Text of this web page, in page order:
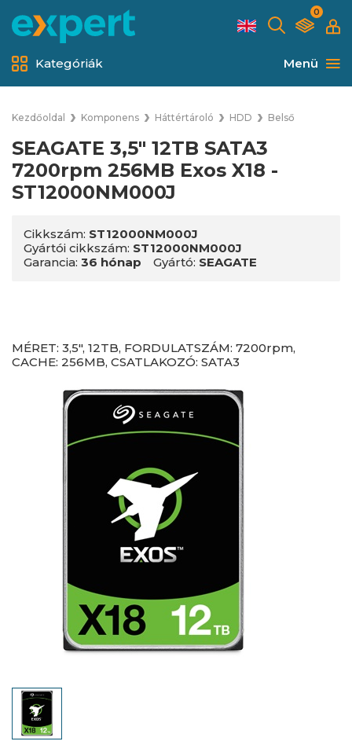
0
Menü
Kategóriák
Kezdőoldal Komponens Háttértároló HDD Belső
SEAGATE 3,5" 12TB SATA3
7200rpm 256MB Exos X18 -
ST12000NM000J
Cikkszám: ST12000NM000J
Gyártói cikkszám: ST12000NM000J
Garancia: 36 hónap Gyártó: SEAGATE
MÉRET: 3,5", 12TB, FORDULATSZÁM: 7200rpm,
CACHE: 256MB, CSATLAKOZÓ: SATA3